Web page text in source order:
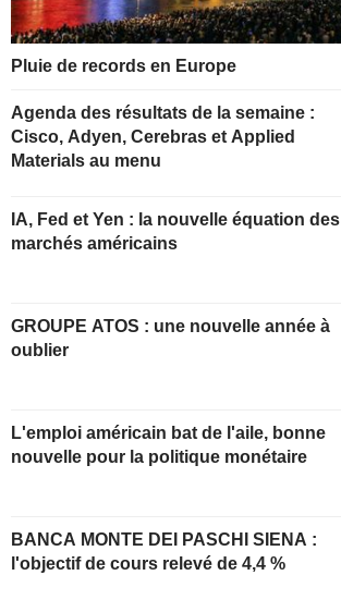
Pluie de records en Europe
Agenda des résultats de la semaine :
Cisco, Adyen, Cerebras et Applied
Materials au menu
IA, Fed et Yen : la nouvelle équation des
marchés américains
GROUPE ATOS : une nouvelle année à
oublier
L'emploi américain bat de l'aile, bonne
nouvelle pour la politique monétaire
BANCA MONTE DEI PASCHI SIENA :
l'objectif de cours relevé de 4,4 %